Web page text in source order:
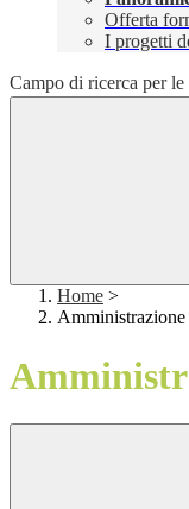
Offerta
I progetti
Campo di ricerca per
Home >
Amministrazione